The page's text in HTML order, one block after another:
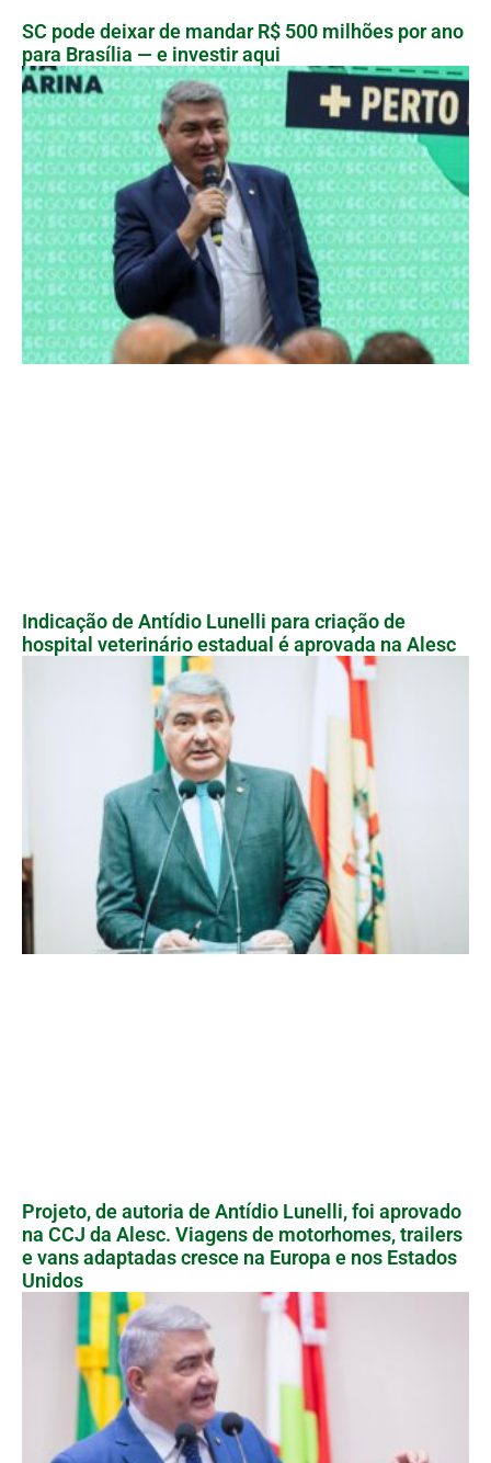
SC pode deixar de mandar R$ 500 milhões por ano
para Brasília — e investir aqui
Indicação de Antídio Lunelli para criação de
hospital veterinário estadual é aprovada na Alesc
Projeto, de autoria de Antídio Lunelli, foi aprovado
na CCJ da Alesc. Viagens de motorhomes, trailers
e vans adaptadas cresce na Europa e nos Estados
Unidos